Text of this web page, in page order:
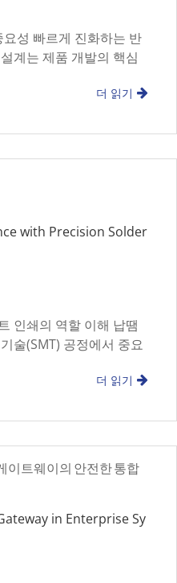
성 빠르게 진화하는 반
계는 제품 개발의 핵심
더 읽기
인쇄의 역할 이해 납땜
술(SMT) 공정에서 중요
더 읽기
이트웨이의 안전한 통합